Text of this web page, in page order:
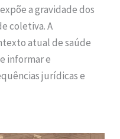
a gravidade dos
coletiva. A
atual de saúde
informar e
jurídicas e